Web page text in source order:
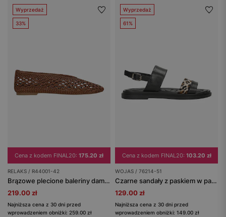
Wyprzedaż
33%
Cena z kodem FINAL20: 175.20 zł
RELAKS / R44001-42
Brązowe plecione baleriny damskie RELAKS
219.00 zł
Najniższa cena z 30 dni przed
wprowadzeniem obniżki: 259.00 zł
Wyprzedaż
61%
Cena z kodem FINAL20: 103.20 zł
WOJAS / 76214-51
Czarne sandały z paskiem w panterkę
129.00 zł
Najniższa cena z 30 dni przed
wprowadzeniem obniżki: 149.00 zł